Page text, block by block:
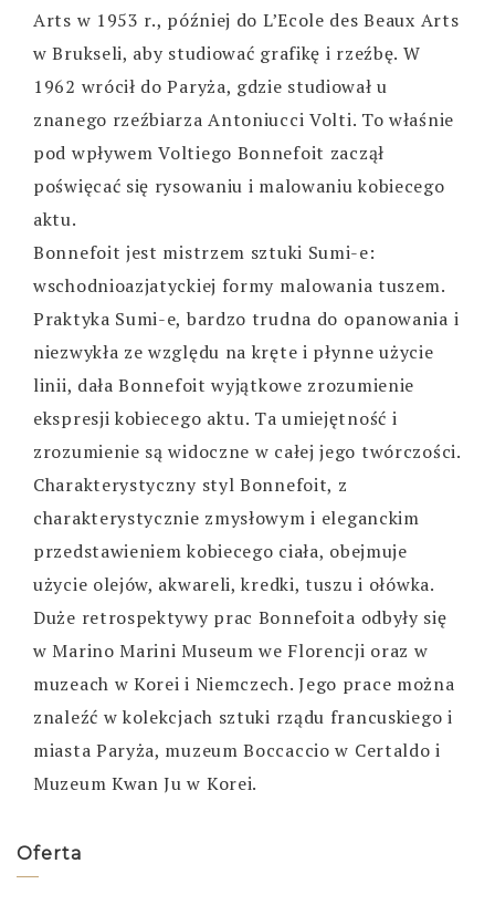
Arts w 1953 r., później do L’Ecole des Beaux Arts
w Brukseli, aby studiować grafikę i rzeźbę. W
1962 wrócił do Paryża, gdzie studiował u
znanego rzeźbiarza Antoniucci Volti. To właśnie
pod wpływem Voltiego Bonnefoit zaczął
poświęcać się rysowaniu i malowaniu kobiecego
aktu.
Bonnefoit jest mistrzem sztuki Sumi-e:
wschodnioazjatyckiej formy malowania tuszem.
Praktyka Sumi-e, bardzo trudna do opanowania i
niezwykła ze względu na kręte i płynne użycie
linii, dała Bonnefoit wyjątkowe zrozumienie
ekspresji kobiecego aktu. Ta umiejętność i
zrozumienie są widoczne w całej jego twórczości.
Charakterystyczny styl Bonnefoit, z
charakterystycznie zmysłowym i eleganckim
przedstawieniem kobiecego ciała, obejmuje
użycie olejów, akwareli, kredki, tuszu i ołówka.
Duże retrospektywy prac Bonnefoita odbyły się
w Marino Marini Museum we Florencji oraz w
muzeach w Korei i Niemczech. Jego prace można
znaleźć w kolekcjach sztuki rządu francuskiego i
miasta Paryża, muzeum Boccaccio w Certaldo i
Muzeum Kwan Ju w Korei.
Oferta